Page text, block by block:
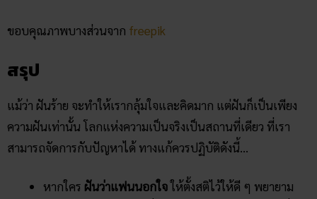
ขอบคุณภาพบางส่วนจาก freepik
สรุป
แม้ว่า ฝันร้าย จะทำให้เรากลุ้มใจและคิดมาก แต่ฝันก็เป็นเพียง
ความฝันเท่านั้น โลกแห่งความเป็นจริงเป็นสถานที่เดียว ที่เรา
สามารถจัดการกับปัญหาได้ ทางแก้ควรปฏิบัติดังนี้…
หากใคร ฝันว่าแฟนนอกใจให้ตั้งสติไว้ให้ดี ๆ พยายาม